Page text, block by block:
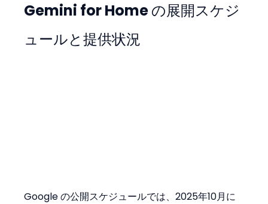
Gemini for Home の展開スケジ
ュールと提供状況
Google の公開スケジュールでは、2025年10月に